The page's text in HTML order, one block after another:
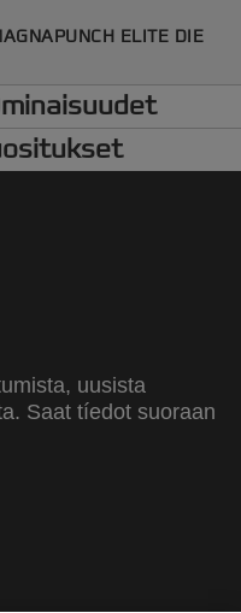
ELITE DIE
uusista
Saat tíedot suoraan